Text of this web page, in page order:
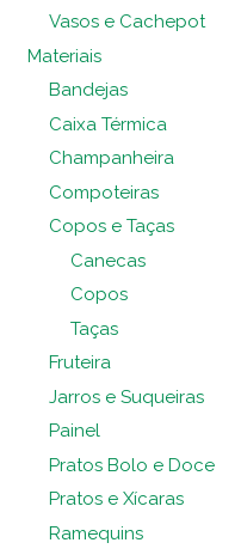
Vasos e Cachepot
Materiais
Bandejas
Caixa Térmica
Champanheira
Compoteiras
Copos e Taças
Canecas
Copos
Taças
Fruteira
Jarros e Suqueiras
Painel
Pratos Bolo e Doce
Pratos e Xícaras
Ramequins